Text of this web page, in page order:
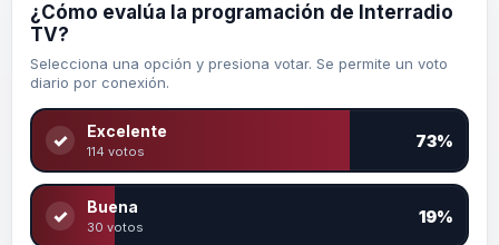
¿Cómo evalúa la programación de Interradio
TV?
Selecciona una opción y presiona votar. Se permite un voto
diario por conexión.
✓ Excelente
114 votos
73%
✓ Buena
30 votos
19%